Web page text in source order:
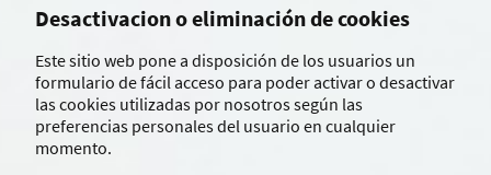
Desactivacion o eliminación de cookies
Este sitio web pone a disposición de los usuarios un
formulario de fácil acceso para poder activar o desactivar
las cookies utilizadas por nosotros según las
preferencias personales del usuario en cualquier
momento.